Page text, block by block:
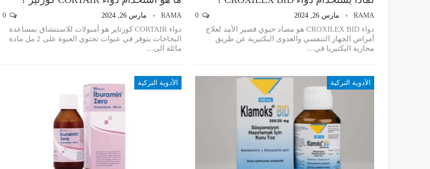
RAMA مارس 26, 2024
دواء CROXILEX BID هو مضاد حيوي قصير الأمد لعلاج
أمراض الجهاز التنفسي والعدوى البكتيرية عن طريق
محاربة البكتيريا في…
RAMA مارس 26, 2024
دواء CORTAIR كورتاير هو أمبولات للاستنشاق بمساعدة
البخاخات يتوفر في عبوات تحتوي العبوة على 2 مل مادة
مائلة الى…
الأدوية التركية الأدوية التركية